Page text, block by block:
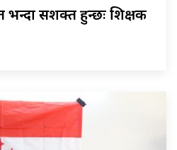
सशक्त हुन्छः शिक्षक